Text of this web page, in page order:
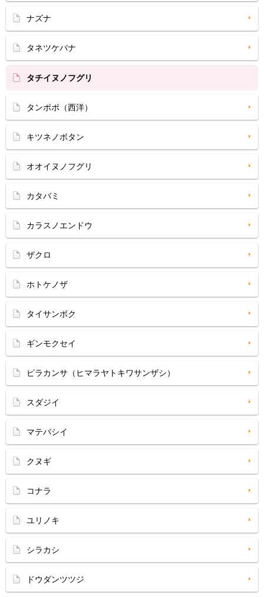
ナズナ
タネツケバナ
タチイヌノフグリ
タンポポ（西洋）
キツネノボタン
オオイヌノフグリ
カタバミ
カラスノエンドウ
ザクロ
ホトケノザ
タイサンボク
ギンモクセイ
ピラカンサ（ヒマラヤトキワサンザシ）
スダジイ
マテバシイ
クヌギ
コナラ
ユリノキ
シラカシ
ドウダンツツジ